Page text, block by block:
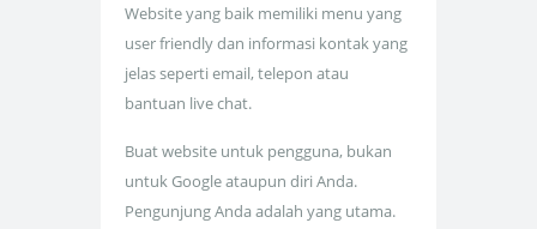
Website yang baik memiliki menu yang
user friendly dan informasi kontak yang
jelas seperti email, telepon atau
bantuan live chat.
Buat website untuk pengguna, bukan
untuk Google ataupun diri Anda.
Pengunjung Anda adalah yang utama.